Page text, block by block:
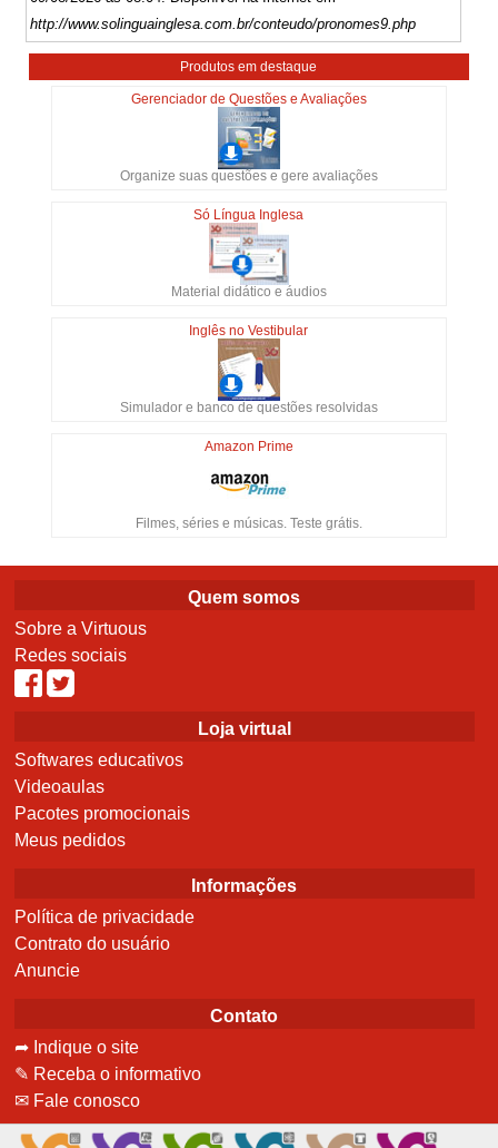
http://www.solinguainglesa.com.br/conteudo/pronomes9.php
Produtos em destaque
Gerenciador de Questões e Avaliações
Organize suas questões e gere avaliações
Só Língua Inglesa
Material didático e áudios
Inglês no Vestibular
Simulador e banco de questões resolvidas
Amazon Prime
Filmes, séries e músicas. Teste grátis.
Quem somos
Sobre a Virtuous
Redes sociais
Loja virtual
Softwares educativos
Videoaulas
Pacotes promocionais
Meus pedidos
Informações
Política de privacidade
Contrato do usuário
Anuncie
Contato
➦ Indique o site
✎ Receba o informativo
✉ Fale conosco